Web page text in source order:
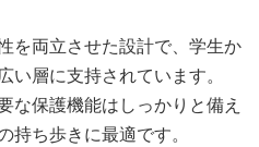
を両立させた設計で、学生か
い層に支持されています。
な保護機能はしっかりと備え
ち歩きに最適です。